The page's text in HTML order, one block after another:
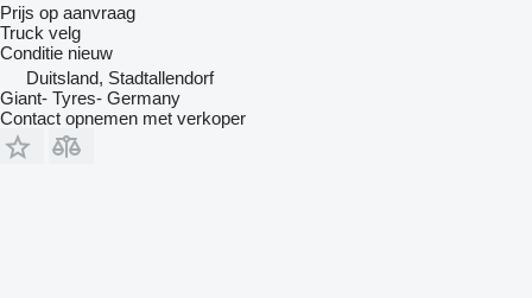
Prijs op aanvraag
Truck velg
Conditie nieuw
Duitsland, Stadtallendorf
Giant- Tyres- Germany
Contact opnemen met verkoper